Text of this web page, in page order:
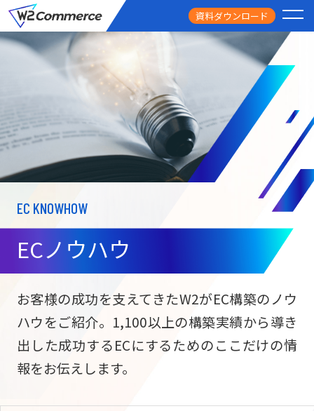
資料ダウンロード
サービス
ECサイト構築
サブスク/定期通販
ECサイト構築
PRICE
料金
FEATURE
導入事例
USEFUL
お役立ち情報
NEWS
ニュース
会社情報
EC KNOWHOW
ECノウハウ
お客様の成功を支えてきたW2がEC構築のノウ
ハウをご紹介。1,100以上の構築実績から導き
出した成功するECにするためのここだけの情
報をお伝えします。